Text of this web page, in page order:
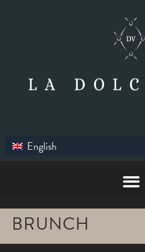
English
BRUNCH